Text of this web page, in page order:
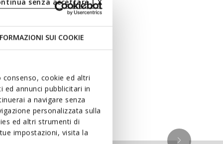
SUI COOKIE
cookie ed altri
annunci pubblicitari in
a navigare senza
personalizzata sulla
ed altri strumenti di
impostazioni, visita la
senza accettare | X